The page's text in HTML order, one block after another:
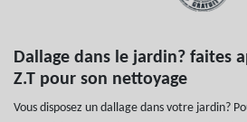
Dallage dans le jardin? faites
Z.T pour son nettoyage
Vous disposez un dallage dans votre jardin?